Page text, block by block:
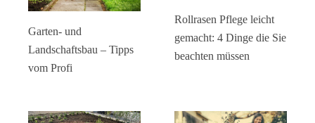
Garten- und
Landschaftsbau – Tipps
vom Profi
Rollrasen Pflege leicht
gemacht: 4 Dinge die Sie
beachten müssen